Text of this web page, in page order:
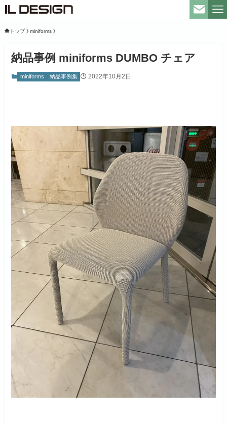
トップ miniforms
納品事例 miniforms DUMBO チェア
miniforms 納品事例集 2022年10月2日